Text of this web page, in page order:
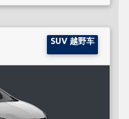
SUV 越野车